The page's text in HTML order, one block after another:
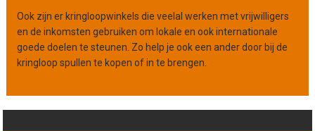
Ook zijn er kringloopwinkels die veelal werken met vrijwilligers
en de inkomsten gebruiken om lokale en ook internationale
goede doelen te steunen. Zo help je ook een ander door bij de
kringloop spullen te kopen of in te brengen.